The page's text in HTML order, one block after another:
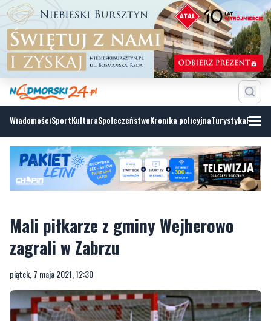
WiadomościSportKulturaSpołeczeństwoKronika policyjnaTurystyka
Mali piłkarze z gminy Wejherowo
zagrali w Zabrzu
piątek, 7 maja 2021, 12:30